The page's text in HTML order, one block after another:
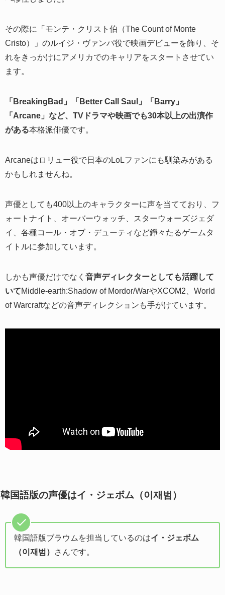
その際に「モンテ・クリスト伯（The Count of Monte
Cristo）」のルイジ・ヴァンパ役で映画デビューを飾り、そ
れをきっかけにアメリカでのキャリアをスタートさせてい
ます。
「BreakingBad」「Better Call Saul」「Barry」
「Arcane」など、TVドラマや映画でも30本以上の出演作
がある本格派俳優です。
Arcaneはロリュー役で日本のLoLファンにも馴染みがある
かもしれませんね。
声優としても400以上のキャラクターに声を当てており、フ
ォートナイト、オーバーウォッチ、スターウォーズジェダ
イ、各種コール・オブ・デューティなど錚々たるゲームタ
イトルに参加しています。
しかも声優だけでなく 音声ディレクターとしても活躍して
いてMiddle-earth:Shadow of Mordor/WarやXCOM2、World
of Warcraftなどの音声ディレクションも手がけています。
韓国語版の声優はイ・ジェボム（이재범）
韓国語版ブラウムを担当しているのはイ・ジェボム
（이재범）
さんです。